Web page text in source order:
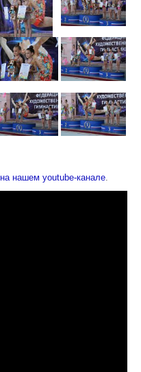
на нашем youtube-канале.